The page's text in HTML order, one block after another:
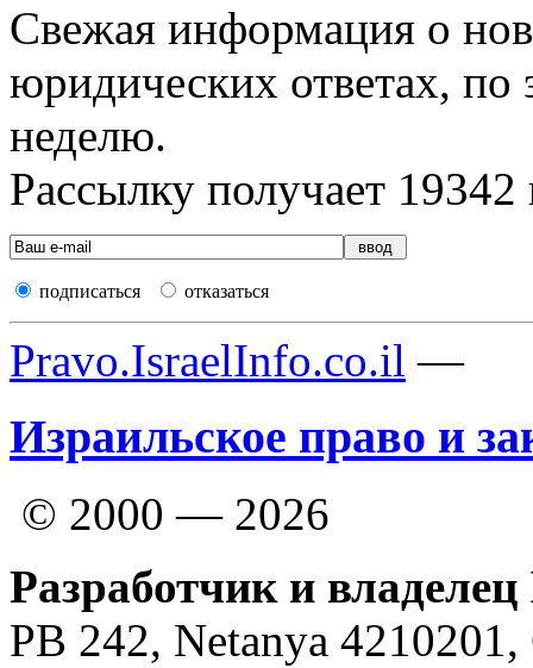
Свежая информация о
юридических ответах, по
неделю.
Рассылку получает 19342
подписаться отказаться
Pravo.IsraelInfo.co.il —
Израильское право и
© 2000 — 2026
Разработчик и
PB 242, Netanya